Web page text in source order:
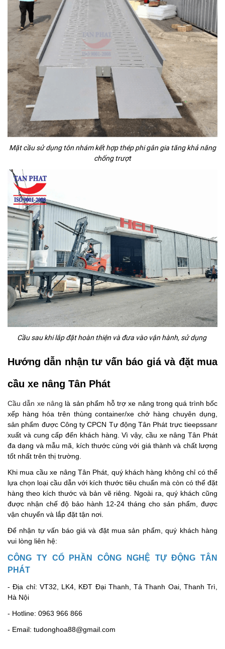
Mặt cầu sử dụng tôn nhám kết hợp thép phi gân gia tăng khả năng
chống trượt
Cầu sau khi lắp đặt hoàn thiện và đưa vào vận hành, sử dụng
Hướng dẫn nhận tư vấn báo giá và đặt mua
cầu xe nâng Tân Phát
Cầu dẫn xe nâng là sản phẩm hỗ trợ xe nâng trong quá trình bốc
xếp hàng hóa trên thùng container/xe chở hàng chuyên dụng,
sản phẩm được Công ty CPCN Tự động Tân Phát trực tieepssanr
xuất và cung cấp đến khách hàng. Vì vậy, cầu xe nâng Tân Phát
đa dạng và mẫu mã, kích thước cùng với giá thành và chất lượng
tốt nhất trên thị trường.
Khi mua cầu xe nâng Tân Phát, quý khách hàng không chỉ có thể
lựa chọn loại cầu dẫn với kích thước tiêu chuẩn mà còn có thể đặt
hàng theo kích thước và bản vẽ riêng. Ngoài ra, quý khách cũng
được nhận chế độ bảo hành 12-24 tháng cho sản phẩm, được
vận chuyển và lắp đặt tận nơi.
Để nhận tự vấn báo giá và đặt mua sản phẩm, quý khách hàng
vui lòng liên hệ:
CÔNG TY CỔ PHẦN CÔNG NGHỆ TỰ ĐỘNG TÂN
PHÁT
- Địa chỉ: VT32, LK4, KĐT Đại Thanh, Tả Thanh Oai, Thanh Trì,
Hà Nội
- Hotline: 0963 966 866
- Email: tudonghoa88@gmail.com